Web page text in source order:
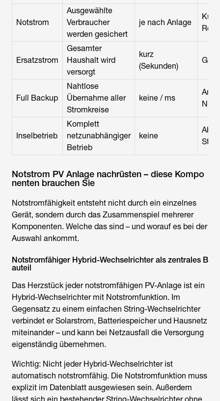
Notstrom
Ausgewählte
Verbraucher
werden gesichert
je nach Anlage
Ersatzstrom
Gesamter
Haushalt wird
versorgt
kurz
(Sekunden)
Full Backup
Nahtlose
Übernahme aller
Stromkreise
keine / ms
Inselbetrieb
Komplett
netzunabhängiger
Betrieb
keine
Notstrom PV Anlage nachrüsten – diese Kompo
nenten brauchen Sie
Notstromfähigkeit entsteht nicht durch ein einzelnes
Gerät, sondern durch das Zusammenspiel mehrerer
Komponenten. Welche das sind – und worauf es bei der
Auswahl ankommt.
Notstromfähiger Hybrid-Wechselrichter als zentrales B
auteil
Das Herzstück jeder notstromfähigen PV-Anlage ist ein
Hybrid-Wechselrichter mit Notstromfunktion. Im
Gegensatz zu einem einfachen String-Wechselrichter
verbindet er Solarstrom, Batteriespeicher und Hausnetz
miteinander – und kann bei Netzausfall die Versorgung
eigenständig übernehmen.
Wichtig: Nicht jeder Hybrid-Wechselrichter ist
automatisch notstromfähig. Die Notstromfunktion muss
explizit im Datenblatt ausgewiesen sein. Außerdem